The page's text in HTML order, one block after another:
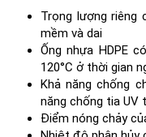
Trọng lượng riêng
mềm và dai
Ống nhựa HDPE
120°C ở thời gian
Khả năng chống
năng chống tia UV
Điểm nóng chảy